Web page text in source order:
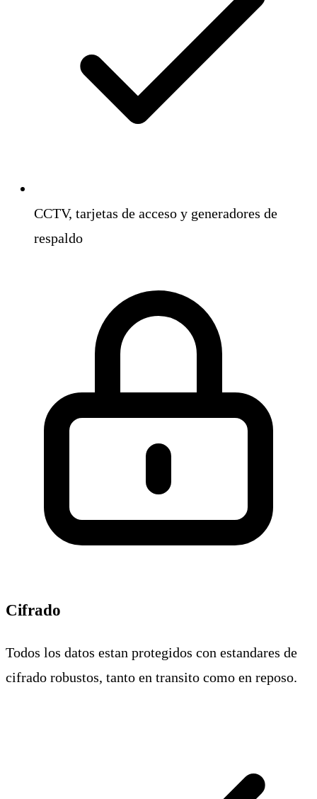
CCTV, tarjetas de acceso y generadores de
respaldo
Cifrado
Todos los datos estan protegidos con estandares de
cifrado robustos, tanto en transito como en reposo.